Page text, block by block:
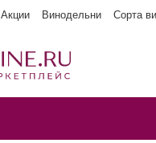
Акции Винодельни Сорта